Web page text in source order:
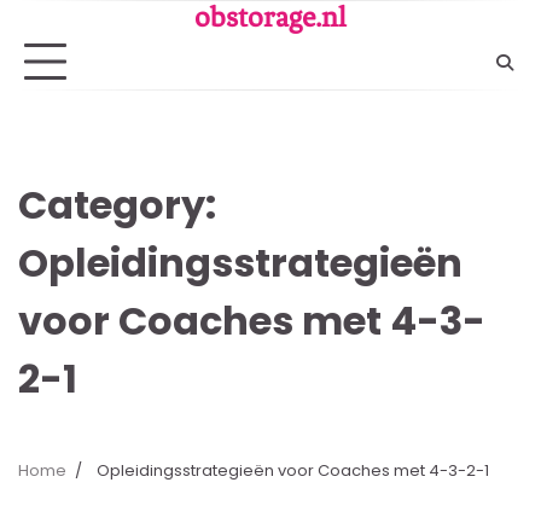
content
obstorage.nl
Category:
Opleidingsstrategieën
voor Coaches met 4-3-
2-1
Home Opleidingsstrategieën voor Coaches met 4-3-2-1